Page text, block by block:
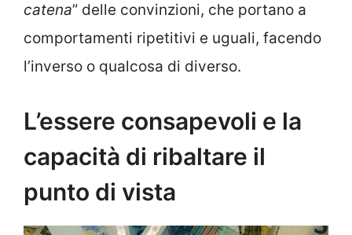
catena” delle convinzioni, che portano a
comportamenti ripetitivi e uguali, facendo
l’inverso o qualcosa di diverso.
L’essere consapevoli e la
capacità di ribaltare il
punto di vista